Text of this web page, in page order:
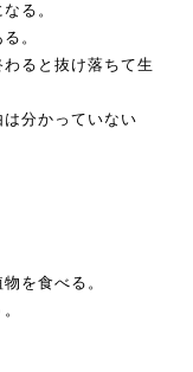
る。
。
ると抜け落ちて生
分かっていない
を食べる。